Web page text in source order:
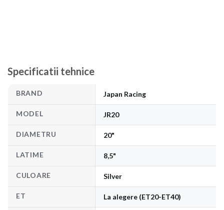
Specificatii tehnice
BRAND Japan Racing
MODEL JR20
DIAMETRU 20"
LATIME 8,5"
CULOARE Silver
ET La alegere (ET20-ET40)